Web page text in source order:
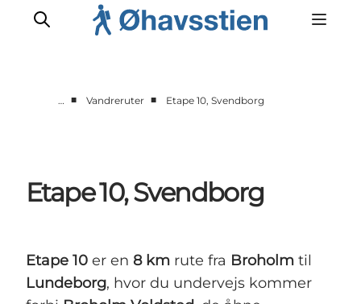
Planlægning
… ■ Vandreruter ■ Etape 10, Svendborg
Etape 10, Svendborg
Etape 10 er en 8 km rute fra Broholm til
Lundeborg, hvor du undervejs kommer